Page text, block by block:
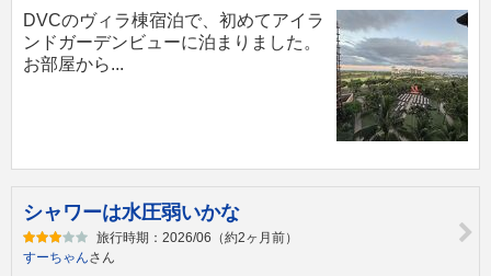
DVCのヴィラ棟宿泊で、初めてアイラ
ンドガーデンビューに泊まりました。
お部屋から...
シャワーは水圧弱いかな
旅行時期：2026/06（約2ヶ月前）
すーちゃんさん